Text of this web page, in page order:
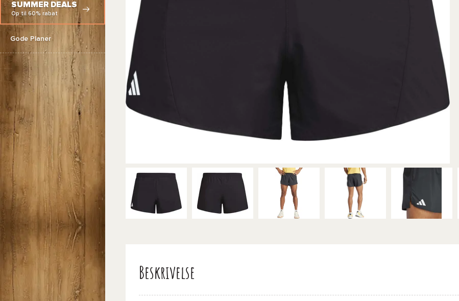
SUMMER DEALS
Op til 60% rabat
Gode Planer
Beskrivelse